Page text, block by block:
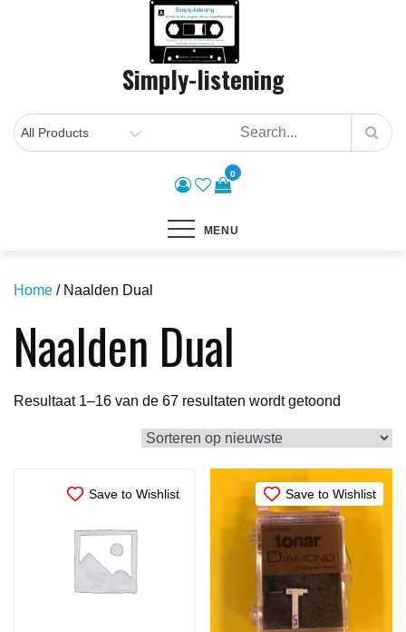
Simply-listening
0
MENU
Home / Naalden Dual
Naalden Dual
Resultaat 1–16 van de 67 resultaten wordt getoond
op
nieuwste
Save to Wishlist Save to Wishlist